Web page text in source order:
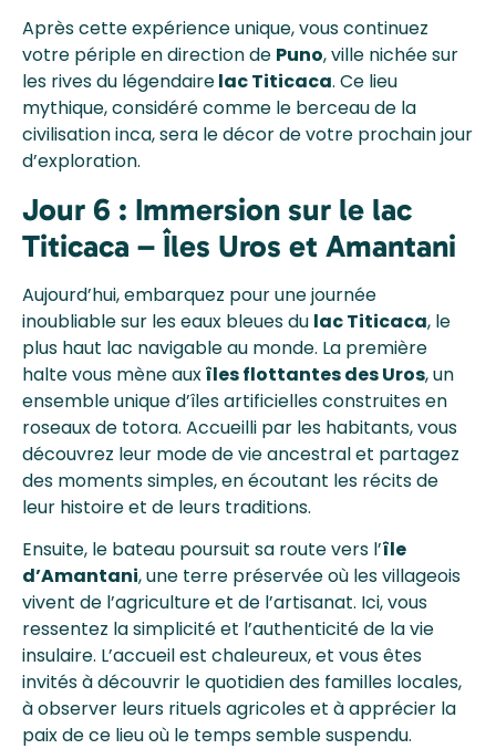
Après cette expérience unique, vous continuez
votre périple en direction de Puno, ville nichée sur
les rives du légendairelac Titicaca. Ce lieu
mythique, considéré comme le berceau de la
civilisation inca, sera le décor de votre prochain jour
d’exploration.
Jour 6 : Immersion sur le lac
Titicaca – Îles Uros et Amantani
Aujourd’hui, embarquez pour une journée
inoubliable sur les eaux bleues du lac Titicaca, le
plus haut lac navigable au monde. La première
halte vous mène auxîles flottantes des Uros, un
ensemble unique d’îles artificielles construites en
roseaux de totora. Accueilli par les habitants, vous
découvrez leur mode de vie ancestral et partagez
des moments simples, en écoutant les récits de
leur histoire et de leurs traditions.
Ensuite, le bateau poursuit sa route vers l’île
d’Amantani, une terre préservée où les villageois
vivent de l’agriculture et de l’artisanat. Ici, vous
ressentez la simplicité et l’authenticité de la vie
insulaire. L’accueil est chaleureux, et vous êtes
invités à découvrir le quotidien des familles locales,
à observer leurs rituels agricoles et à apprécier la
paix de ce lieu où le temps semble suspendu.